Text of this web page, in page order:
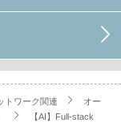
トワーク関連
オー
【AI】Full-stack